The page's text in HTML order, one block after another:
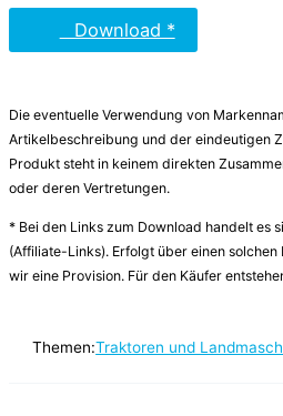
Download *
Die eventuelle Verwendung von
Artikelbeschreibung und der eindeutigen
Produkt steht in keinem direkten
oder deren Vertretungen.
* Bei den Links zum Download handelt es
(Affiliate-Links). Erfolgt über einen
wir eine Provision. Für den Käufer
Themen:Traktoren und